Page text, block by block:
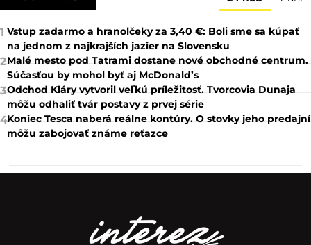
1 Vstup zadarmo a hranolčeky za 3,40 €: Boli sme sa kúpať
na jednom z najkrajších jazier na Slovensku
2Malé mesto pod Tatrami dostane nové obchodné centrum.
Súčasťou by mohol byť aj McDonald’s
3Odchod Kláry vytvoril veľkú príležitosť. Tvorcovia Dunaja
môžu odhaliť tvár postavy z prvej série
4Koniec Tesca naberá reálne kontúry. O stovky jeho predajní
môžu zabojovať známe reťazce